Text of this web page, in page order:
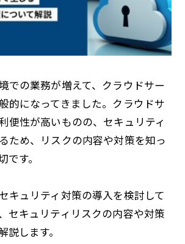
での業務が増えて、クラウドサー
的になってきました。クラウドサ
便性が高いものの、セキュリティ
ため、リスクの内容や対策を知っ
す。
キュリティ対策の導入を検討して
セキュリティリスクの内容や対策
説します。